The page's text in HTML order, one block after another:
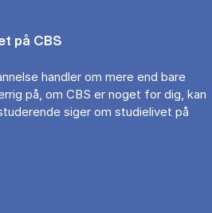
på CBS
handler om mere end bare
på, om CBS er noget for dig, kan
siger om studielivet på